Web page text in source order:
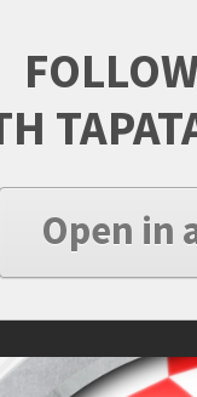
Open in